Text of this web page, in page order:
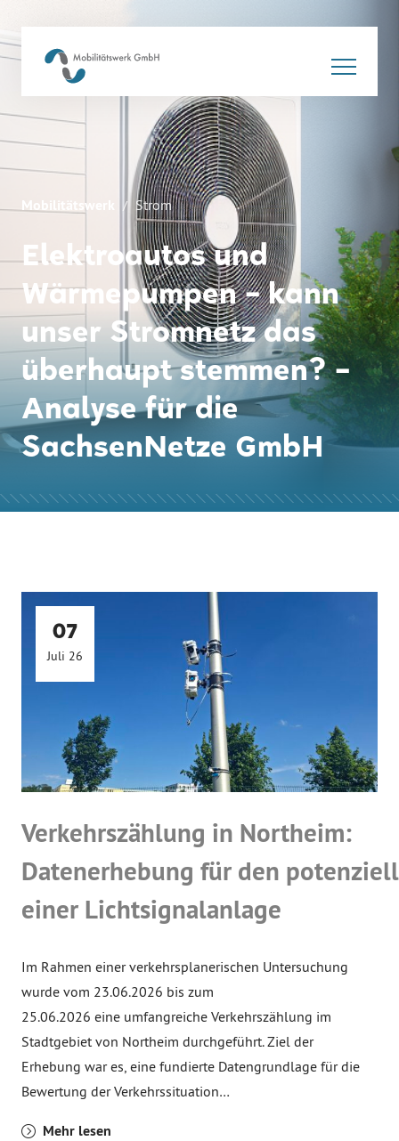
Mobilitätswerk Strom
Elektroautos und
Wärmepumpen – kann
unser Stromnetz das
überhaupt stemmen? –
Analyse für die
SachsenNetze GmbH
07
Juli 26
Verkehrszählung in Northeim:
Datenerhebung für den
einer Lichtsignalanlage
Im Rahmen einer verkehrsplanerischen Untersuchung
wurde vom 23.06.2026 bis zum
25.06.2026 eine umfangreiche Verkehrszählung im
Stadtgebiet von Northeim durchgeführt. Ziel der
Erhebung war es, eine fundierte Datengrundlage für die
Bewertung der Verkehrssituation…
Mehr lesen